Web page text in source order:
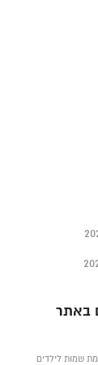
באתר
שמות לילדים